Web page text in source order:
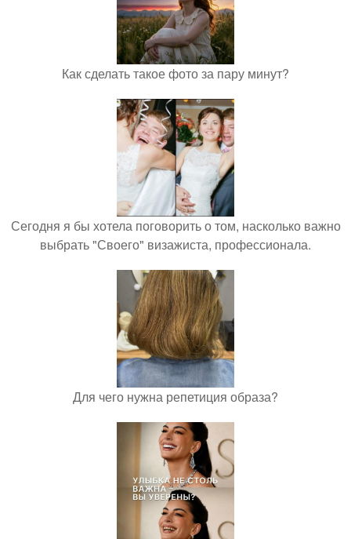
Как сделать такое фото за пару минут?
Сегодня я бы хотела поговорить о том, насколько важно
выбрать "Своего" визажиста, профессионала.
Для чего нужна репетиция образа?